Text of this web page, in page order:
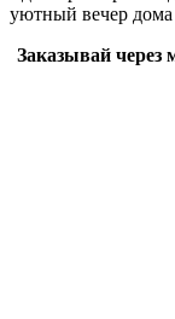
уютный вечер
Заказывай через